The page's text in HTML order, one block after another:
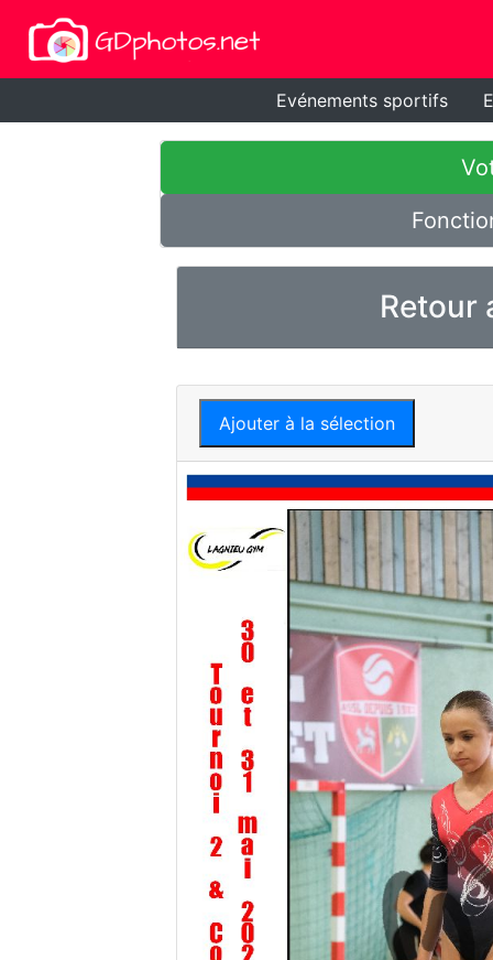
Evénements sportifs
Retour
Ajouter à la sélection